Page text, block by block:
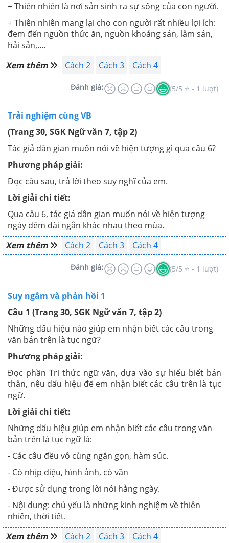
+ Thiên nhiên là nơi sản sinh ra sự sống của con người.
+ Thiên nhiên mang lại cho con người rất nhiều lợi ích:
đem đến nguồn thức ăn, nguồn khoáng sản, lâm sản,
hải sản,....
Xem thêm
Cách 2 Cách 3 Cách 4
Đánh giá: (5/5 ⭐ - 1 lượt)
Trải nghiệm cùng VB
(Trang 30, SGK Ngữ văn 7, tập 2)
Tác giả dân gian muốn nói về hiện tượng gì qua câu 6?
Phương pháp giải:
Đọc câu sau, trả lời theo suy nghĩ của em.
Lời giải chi tiết:
Qua câu 6, tác giả dân gian muốn nói về hiện tượng
ngày đêm dài ngắn khác nhau theo mùa.
Xem thêm
Cách 2 Cách 3 Cách 4
Đánh giá: (5/5 ⭐ - 1 lượt)
Suy ngẫm và phản hồi 1
Câu 1 (Trang 30, SGK Ngữ văn 7, tập 2)
Những dấu hiệu nào giúp em nhận biết các câu trong
văn bản trên là tục ngữ?
Phương pháp giải:
Đọc phần Tri thức ngữ văn, dựa vào sự hiểu biết bản
thân, nêu dấu hiệu để em nhận biết các câu trên là tục
ngữ.
Lời giải chi tiết:
Những dấu hiệu giúp em nhận biết các câu trong văn
bản trên là tục ngữ là:
- Các câu đều vô cùng ngắn gọn, hàm súc.
- Có nhịp điệu, hình ảnh, có vần
- Được sử dụng trong lời nói hằng ngày.
- Nội dung: chủ yếu là những kinh nghiệm về thiên
nhiên, thời tiết.
Xem thêm
Cách 2 Cách 3 Cách 4